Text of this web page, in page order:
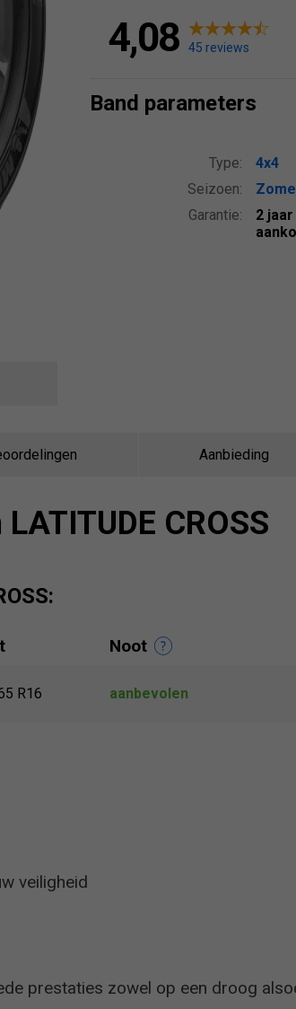
4,08 45 reviews
Band parameters
Type:
4x4
Seizoen:
Garantie:
2
Aanbieding
CROSS
Noot
R16 aanbevolen
veiligheid
prestaties zowel op een droog